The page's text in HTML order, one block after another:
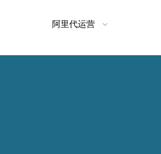
阿里代运营